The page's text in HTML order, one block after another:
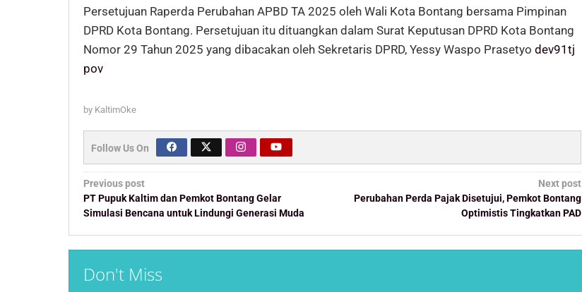
Persetujuan Raperda Perubahan APBD TA 2025 oleh Wali Kota Bontang bersama Pimpinan
DPRD Kota Bontang. Persetujuan itu dituangkan dalam Surat Keputusan DPRD Kota Bontang
Nomor 29 Tahun 2025 yang dibacakan oleh Sekretaris DPRD, Yessy Waspo Prasetyo dev91tj
pov
by KaltimOke
Follow Us On
Post
navigation
Previous post
PT Pupuk Kaltim dan Pemkot Bontang Gelar
Simulasi Bencana untuk Lindungi Generasi Muda
Next post
Perubahan Perda Pajak Disetujui, Pemkot Bontang
Optimistis Tingkatkan PAD
Don't Miss